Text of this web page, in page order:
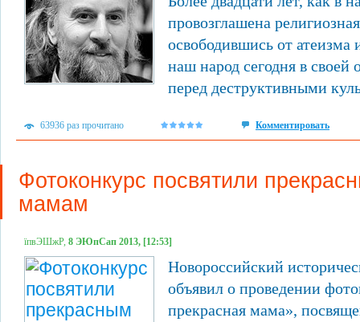
провозглашена
освободившись от атеизма
наш народ сегодня в своей
перед деструктивными
63936 раз прочитано Комментировать
Фотоконкурс посвятили
мамам
їпвЭШжР, 8 ЭЮпСап 2013, [12:53]
Новороссийский
объявил о проведении
прекрасная мама»,